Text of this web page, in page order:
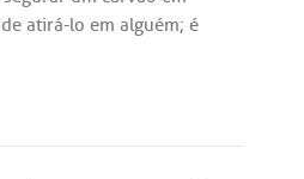
de atirá-lo em alguém; é